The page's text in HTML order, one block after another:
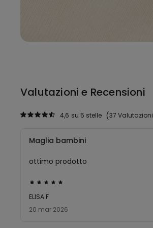
Valutazioni e Recensioni
37 Valutazioni
4,6 su 5 stelle
Valutato
5
su
Maglia bambini
ottimo prodotto
20 mar 2026
ELISA F